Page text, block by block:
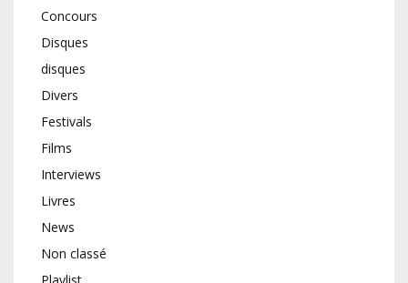
Concours
Disques
disques
Divers
Festivals
Films
Interviews
Livres
News
Non classé